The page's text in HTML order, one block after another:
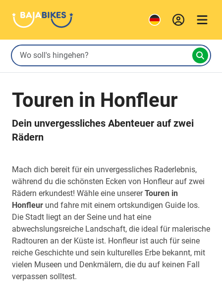
Touren in Honfleur
Dein unvergessliches Abenteuer auf zwei
Rädern
Mach dich bereit für ein unvergessliches Raderlebnis,
während du die schönsten Ecken von Honfleur auf zwei
Rädern erkundest! Wähle eine unsererTouren in
Honfleur und fahre mit einem ortskundigen Guide los.
Die Stadt liegt an der Seine und hat eine
abwechslungsreiche Landschaft, die ideal für malerische
Radtouren an der Küste ist. Honfleur ist auch für seine
reiche Geschichte und sein kulturelles Erbe bekannt, mit
vielen Museen und Denkmälern, die du auf keinen Fall
verpassen solltest.